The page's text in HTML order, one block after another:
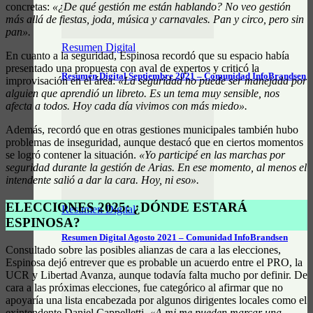
Resumen Digital
Resumen Digital Septiembre 2021 – Comunidad InfoBrandsen
Resumen Digital
Resumen Digital Agosto 2021 – Comunidad InfoBrandsen
concretas: «¿De qué gestión me están hablando? No veo gestión
más allá de fiestas, joda, música y carnavales. Pan y circo, pero sin
pan».
En cuanto a la seguridad, Espinosa recordó que su espacio había
presentado una propuesta con aval de expertos y criticó la
improvisación en el área:«La seguridad no puede ser manejada por
alguien que aprendió un libreto. Es un tema muy sensible, nos
afecta a todos. Hoy cada día vivimos con más miedo».
Además, recordó que en otras gestiones municipales también hubo
problemas de inseguridad, aunque destacó que en ciertos momentos
se logró contener la situación. «Yo participé en las marchas por
seguridad durante la gestión de Arias. En ese momento, al menos el
intendente salió a dar la cara. Hoy, ni eso».
ELECCIONES 2025: ¿DÓNDE ESTARÁ
ESPINOSA?
Consultado sobre las posibles alianzas de cara a las elecciones,
Espinosa dejó entrever que es probable un acuerdo entre el PRO, la
UCR y Libertad Avanza, aunque todavía falta mucho por definir. De
cara a las próximas elecciones, fue categórico al afirmar que no
apoyaría una lista encabezada por algunos dirigentes locales como el